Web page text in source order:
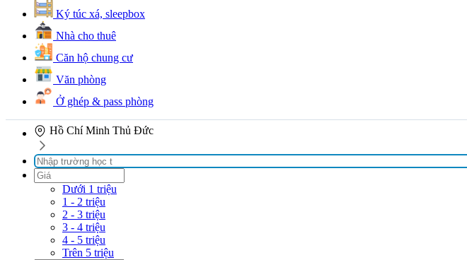
Ký túc xá, sleepbox
Nhà cho thuê
Căn hộ chung cư
Văn phòng
Ở ghép & pass phòng
Hồ Chí Minh Thủ Đức
Dưới 1 triệu
1 - 2 triệu
2 - 3 triệu
3 - 4 triệu
4 - 5 triệu
Trên 5 triệu